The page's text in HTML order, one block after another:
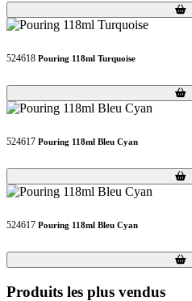
Loading...
Loading...
524618 Pouring 118ml Turquoise
Loading...
Loading...
524617 Pouring 118ml Bleu Cyan
Loading...
Loading...
524617 Pouring 118ml Bleu Cyan
Loading...
Loading...
Produits les plus vendus